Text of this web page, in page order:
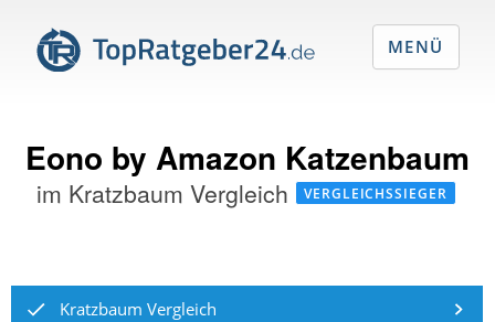
Eono by Amazon Katzenbaum
im Kratzbaum Vergleich VERGLEICHSSIEGER
Kratzbaum Vergleich
MENÜ